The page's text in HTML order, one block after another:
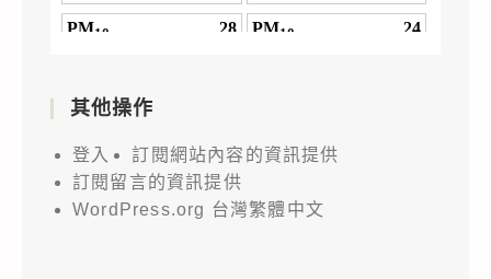
其他操作
登入
訂閱網站內容的資訊提供
訂閱留言的資訊提供
WordPress.org 台灣繁體中文